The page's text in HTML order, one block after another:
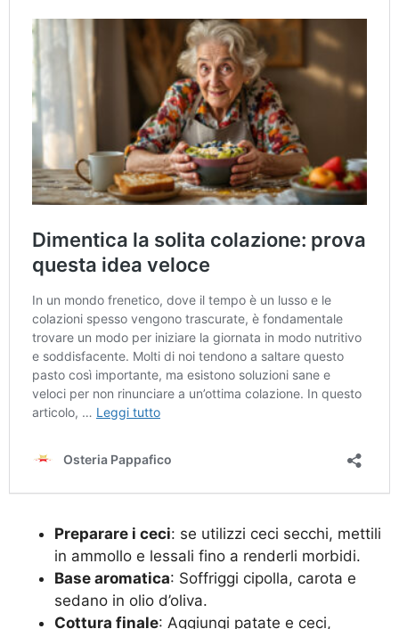
Preparare i ceci: se utilizzi ceci secchi, mettili
in ammollo e lessali fino a renderli morbidi.
Base aromatica: Soffriggi cipolla, carota e
sedano in olio d’oliva.
Cottura finale: Aggiungi patate e ceci,